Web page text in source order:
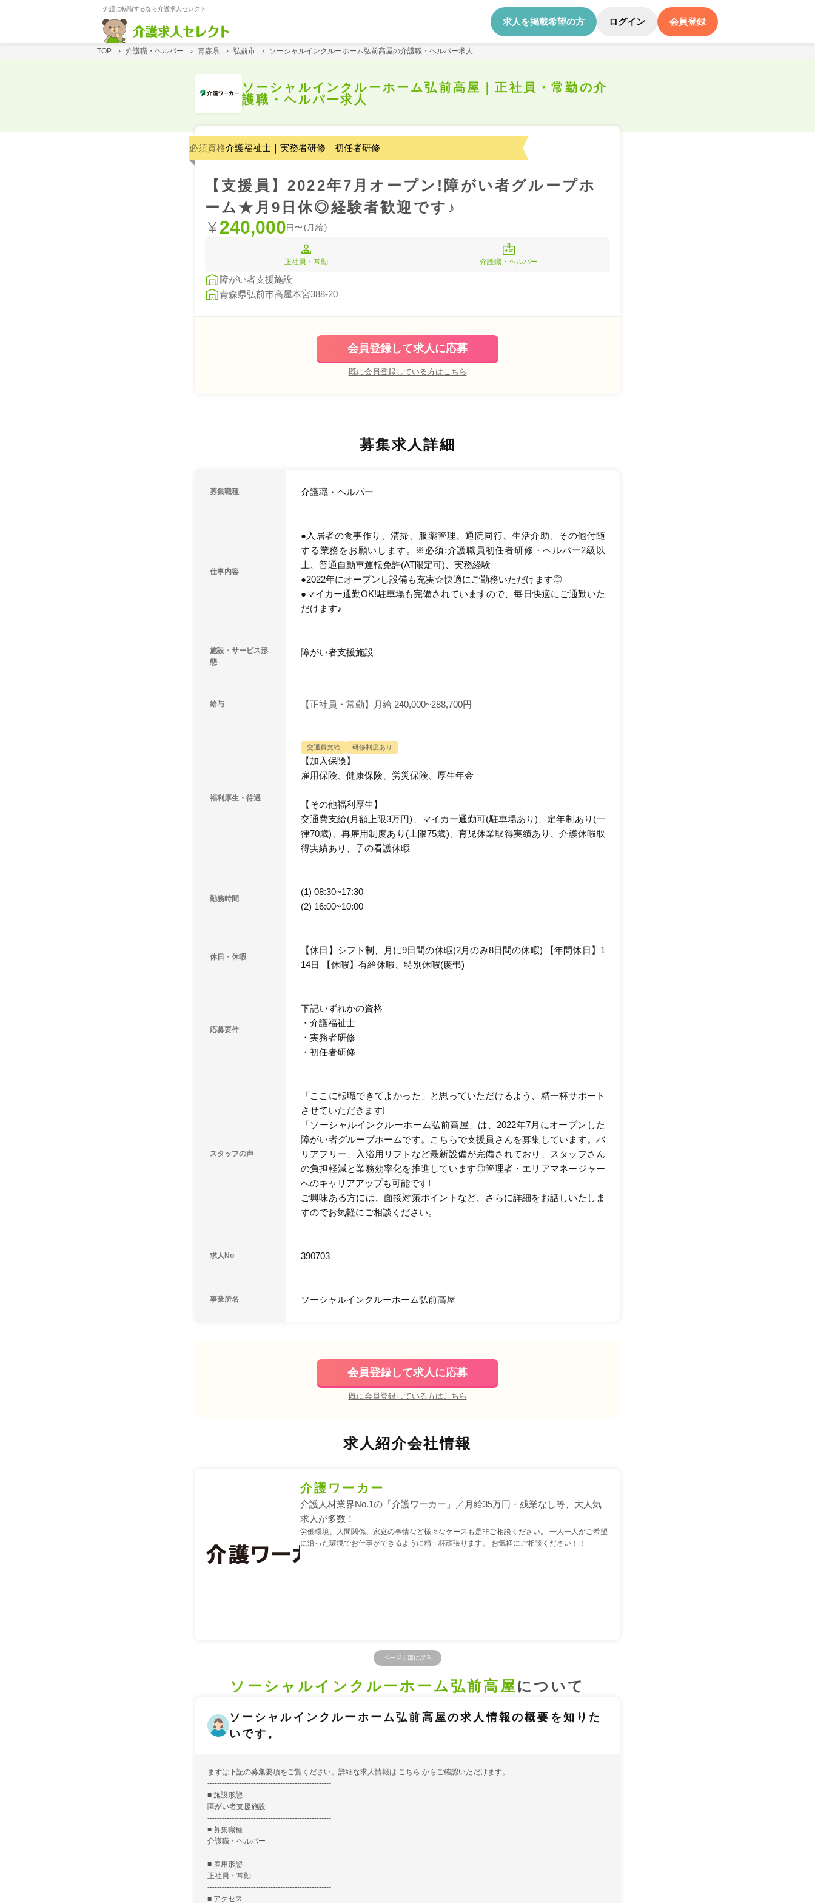
介護に転職するなら介護求人セレクト
求人を掲載希望の方 ログイン 会員登録
TOP › 介護職・ヘルパー › 青森県 › 弘前市 › ソーシャルインクルーホーム弘前高屋の介護職・ヘルパー求人
ソーシャルインクルーホーム弘前高屋｜正社員・常勤の介
護職・ヘルパー求人
必須資格介護福祉士｜実務者研修｜初任者研修
【支援員】2022年7月オープン!障がい者グループホ
ーム★月9日休◎経験者歓迎です♪
240,000 円〜(月給)
正社員・常勤 介護職・ヘルパー
障がい者支援施設
青森県弘前市高屋本宮388-20
会員登録して求人に応募
既に会員登録している方はこちら
募集求人詳細
募集職種 介護職・ヘルパー
仕事内容
●入居者の食事作り、清掃、服薬管理、通院同行、生活介助、その他付随
する業務をお願いします。※必須:介護職員初任者研修・ヘルパー2級以
上、普通自動車運転免許(AT限定可)、実務経験
●2022年にオープンし設備も充実☆快適にご勤務いただけます◎
●マイカー通勤OK!駐車場も完備されていますので、毎日快適にご通勤いた
だけます♪
施設・サービス形
態
障がい者支援施設
給与 【正社員・常勤】月給 240,000~288,700円
福利厚生・待遇
交通費支給 研修制度あり
【加入保険】
雇用保険、健康保険、労災保険、厚生年金
【その他福利厚生】
交通費支給(月額上限3万円)、マイカー通勤可(駐車場あり)、定年制あり(一
律70歳)、再雇用制度あり(上限75歳)、育児休業取得実績あり、介護休暇取
得実績あり、子の看護休暇
勤務時間
(1) 08:30~17:30
(2) 16:00~10:00
休日・休暇
【休日】シフト制、月に9日間の休暇(2月のみ8日間の休暇) 【年間休日】1
14日 【休暇】有給休暇、特別休暇(慶弔)
応募要件
下記いずれかの資格
・介護福祉士
・実務者研修
・初任者研修
スタッフの声
「ここに転職できてよかった」と思っていただけるよう、精一杯サポート
させていただきます!
「ソーシャルインクルーホーム弘前高屋」は、2022年7月にオープンした
障がい者グループホームです。こちらで支援員さんを募集しています。バ
リアフリー、入浴用リフトなど最新設備が完備されており、スタッフさん
の負担軽減と業務効率化を推進しています◎管理者・エリアマネージャー
へのキャリアアップも可能です!
ご興味ある方には、面接対策ポイントなど、さらに詳細をお話しいたしま
すのでお気軽にご相談ください。
求人No 390703
事業所名 ソーシャルインクルーホーム弘前高屋
会員登録して求人に応募
既に会員登録している方はこちら
求人紹介会社情報
介護ワーカー
介護人材業界No.1の「介護ワーカー」／月給35万円・残業なし等、大人気
求人が多数！
労働環境、人間関係、家庭の事情など様々なケースも是非ご相談ください。 一人一人がご希望
に沿った環境でお仕事ができるように精一杯頑張ります。 お気軽にご相談ください！！
ページ上部に戻る
ソーシャルインクルーホーム弘前高屋 について
ソーシャルインクルーホーム弘前高屋の求人情報の概要を知りた
いです。
まずは下記の募集要項をご覧ください。詳細な求人情報は こちら からご確認いただけます。
---------------------------------------------------
■ 施設形態
障がい者支援施設
---------------------------------------------------
■ 募集職種
介護職・ヘルパー
---------------------------------------------------
■ 雇用形態
正社員・常勤
---------------------------------------------------
■ アクセス